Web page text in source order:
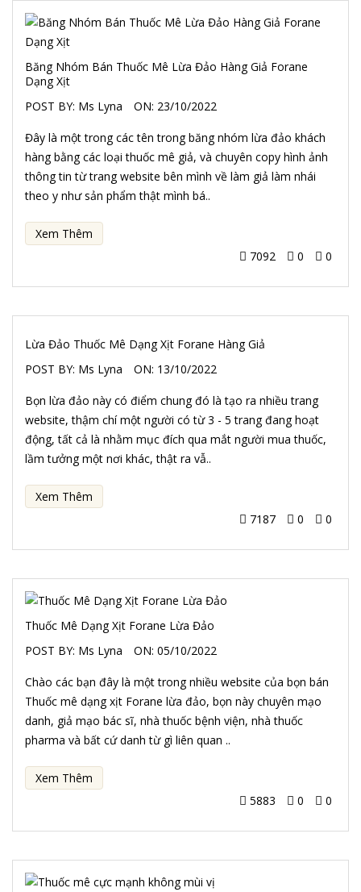
Băng Nhóm Bán Thuốc Mê Lừa Đảo Hàng Giả Forane
Dạng Xịt
POST BY: Ms Lyna ON: 23/10/2022
Đây là một trong các tên trong băng nhóm lừa đảo khách
hàng bằng các loại thuốc mê giả, và chuyên copy hình ảnh
thông tin từ trang website bên mình về làm giả làm nhái
theo y như sản phẩm thật mình bá..
Xem Thêm
7092
0 0
Lừa Đảo Thuốc Mê Dạng Xịt Forane Hàng Giả
POST BY: Ms Lyna ON: 13/10/2022
Bọn lừa đảo này có điểm chung đó là tạo ra nhiều trang
website, thậm chí một người có từ 3 - 5 trang đang hoạt
động, tất cả là nhằm mục đích qua mắt người mua thuốc,
lầm tưởng một nơi khác, thật ra vẫ..
Xem Thêm
7187
0 0
Thuốc Mê Dạng Xịt Forane Lừa Đảo
POST BY: Ms Lyna ON: 05/10/2022
Chào các bạn đây là một trong nhiều website của bọn bán
Thuốc mê dạng xịt Forane lừa đảo, bọn này chuyên mạo
danh, giả mạo bác sĩ, nhà thuốc bệnh viện, nhà thuốc
pharma và bất cứ danh từ gì liên quan ..
Xem Thêm
5883
0 0